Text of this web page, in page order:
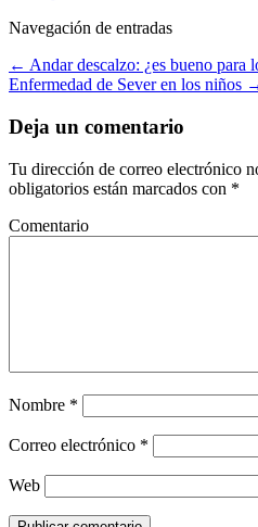
Navegación de entradas
← Andar descalzo: ¿es bueno para
Enfermedad de Sever en los niños
Deja un comentario
Tu dirección de correo electrónico
obligatorios están marcados con *
Comentario
Nombre *
Correo electrónico *
Web